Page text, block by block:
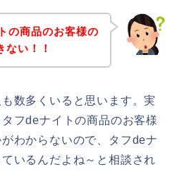
の商品のお客様の
い！！
数多くいると思います。実
フdeナイトの商品のお客様
わからないので、タフdeナ
いるんだよね～と相談され